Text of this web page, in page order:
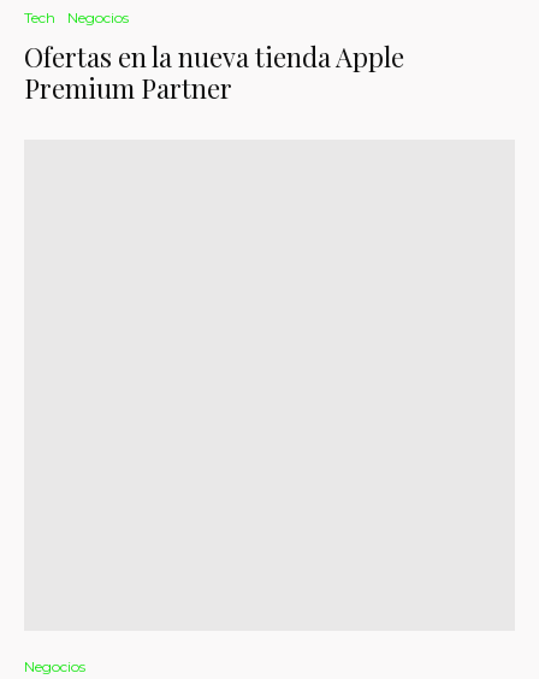
Tech Negocios
Ofertas en la nueva tienda Apple
Premium Partner
Negocios